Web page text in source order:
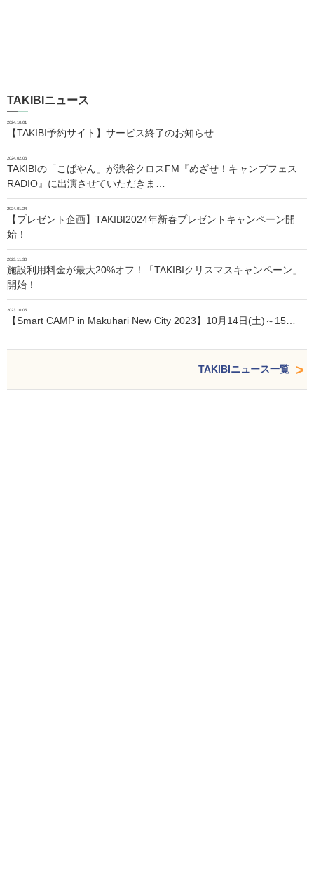
TAKIBIニュース
2024.10.01
【TAKIBI予約サイト】サービス終了のお知らせ
2024.02.06
TAKIBIの「こばやん」が渋谷クロスFM『めざせ！キャンプフェス
RADIO』に出演させていただきま…
2024.01.24
【プレゼント企画】TAKIBI2024年新春プレゼントキャンペーン開
始！
2023.11.30
施設利用料金が最大20%オフ！「TAKIBIクリスマスキャンペーン」
開始！
2023.10.05
【Smart CAMP in Makuhari New City 2023】10月14日(土)～15…
TAKIBIニュース一覧